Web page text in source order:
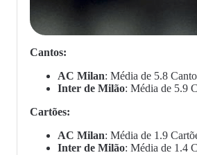
Cantos:
AC Milan: Média de 5.8
Inter de Milão: Média de 5.9
Cartões:
AC Milan: Média de 1.9
Inter de Milão: Média de 1.4